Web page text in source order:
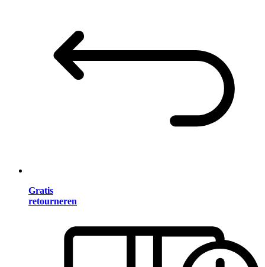
Gratis
retourneren